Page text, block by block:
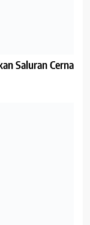
ASI Bubuk, ini